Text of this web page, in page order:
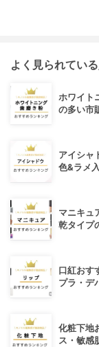
よく見られてい
ホワイト
の多い市
アイシャ
色&ラメ
マニキュ
乾タイプ
口紅おす
プラ・デ
化粧下地
ス・敏感